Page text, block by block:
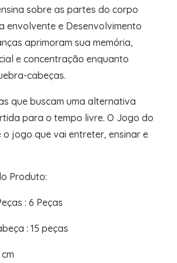
sobre as partes do corpo
envolvente e Desenvolvimento
aprimoram sua memória,
e concentração enquanto
cabeças.
que buscam uma alternativa
para o tempo livre. O Jogo do
o jogo que vai entreter, ensinar e
Produto:
: 6 Peças
: 15 peças